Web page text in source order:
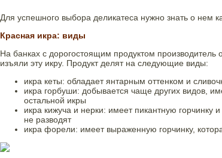
Для успешного выбора деликатеса нужно знать о нем
Красная икра: виды
На банках с дорогостоящим продуктом производитель
изъяли эту икру. Продукт делят на следующие виды:
икра кеты: обладает янтарным оттенком и
икра горбуши: добывается чаще других видов,
остальной икры
икра кижуча и нерки: имеет пикантную горчинку
не разводят
икра форели: имеет выраженную горчинку,